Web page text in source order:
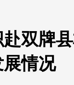
双牌
情况